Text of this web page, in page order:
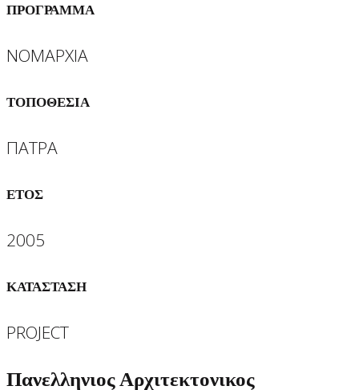
ΠΡΟΓΡΑΜΜΑ
ΝΟΜΑΡΧΙΑ
ΤΟΠΟΘΕΣΙΑ
ΠΑΤΡΑ
ΕΤΟΣ
2005
ΚΑΤΑΣΤΑΣΗ
PROJECT
Πανελληνιος Αρχιτεκτονικος